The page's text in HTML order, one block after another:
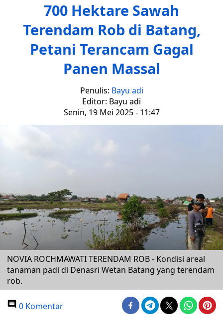
700 Hektare Sawah
Terendam Rob di Batang,
Petani Terancam Gagal
Panen Massal
Penulis: Bayu adi
Editor: Bayu adi
Senin, 19 Mei 2025 - 11:47
NOVIA ROCHMAWATI TERENDAM ROB - Kondisi areal
tanaman padi di Denasri Wetan Batang yang terendam
rob.
0 Komentar